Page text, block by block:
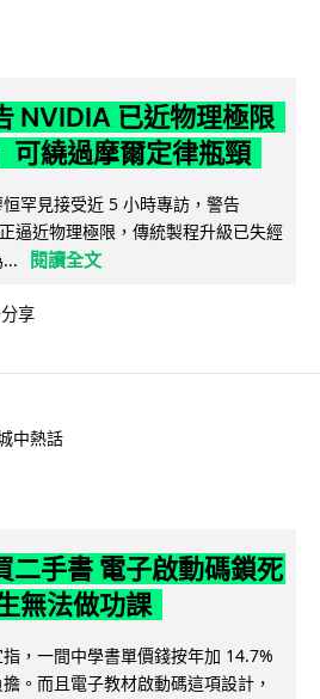
NVIDIA 已近物理極限
可繞過摩爾定律瓶頸
罕見接受近 5 小時專訪，警告
逼近物理極限，傳統製程升級已失經
閱讀全文
分享
中熱話
二手書 電子啟動碼鎖死
無法做功課
，一間中學書單價錢按年加 14.7%
。而且電子教材啟動碼這項設計，